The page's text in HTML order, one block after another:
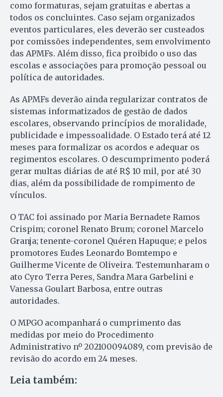
como formaturas, sejam gratuitas e abertas a
todos os concluintes. Caso sejam organizados
eventos particulares, eles deverão ser custeados
por comissões independentes, sem envolvimento
das APMFs. Além disso, fica proibido o uso das
escolas e associações para promoção pessoal ou
política de autoridades.
As APMFs deverão ainda regularizar contratos de
sistemas informatizados de gestão de dados
escolares, observando princípios de moralidade,
publicidade e impessoalidade. O Estado terá até 12
meses para formalizar os acordos e adequar os
regimentos escolares. O descumprimento poderá
gerar multas diárias de até R$ 10 mil, por até 30
dias, além da possibilidade de rompimento de
vínculos.
O TAC foi assinado por Maria Bernadete Ramos
Crispim; coronel Renato Brum; coronel Marcelo
Granja; tenente-coronel Quéren Hapuque; e pelos
promotores Eudes Leonardo Bomtempo e
Guilherme Vicente de Oliveira. Testemunharam o
ato Cyro Terra Peres, Sandra Mara Garbelini e
Vanessa Goulart Barbosa, entre outras
autoridades.
O MPGO acompanhará o cumprimento das
medidas por meio do Procedimento
Administrativo nº 202100094089, com previsão de
revisão do acordo em 24 meses.
Leia também: